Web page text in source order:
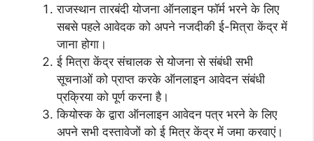
राजस्थान तारबंदी योजना ऑनलाइन फॉर्म भरने के लिए
सबसे पहले आवेदक को अपने नजदीकी ई-मित्रा केंद्र में
जाना होगा।
ई मित्रा केंद्र संचालक से योजना से संबंधी सभी
सूचनाओं को प्राप्त करके ऑनलाइन आवेदन संबंधी
प्रक्रिया को पूर्ण करना है।
कियोस्क के द्वारा ऑनलाइन आवेदन पत्र भरने के लिए
अपने सभी दस्तावेजों को ई मित्र केंद्र में जमा करवाएं।